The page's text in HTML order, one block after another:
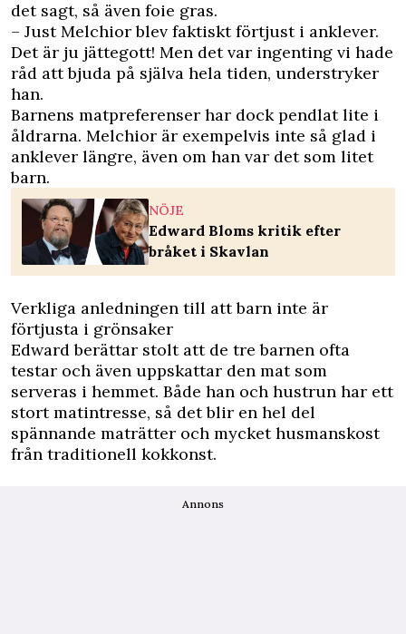
det sagt, så även foie gras.
– Just Melchior blev faktiskt förtjust i anklever.
Det är ju jättegott! Men det var ingenting vi hade
råd att bjuda på själva hela tiden, understryker
han.
Barnens matpreferenser har dock pendlat lite i
åldrarna. Melchior är exempelvis inte så glad i
anklever längre, även om han var det som litet
barn.
NÖJE
Edward Bloms kritik efter
bråket i Skavlan
Verkliga anledningen till att barn inte är
förtjusta i grönsaker
Edward berättar stolt att de tre barnen ofta
testar och även uppskattar den mat som
serveras i hemmet. Både han och hustrun har ett
stort matintresse, så det blir en hel del
spännande maträtter och mycket husmanskost
från traditionell kokkonst.
Annons